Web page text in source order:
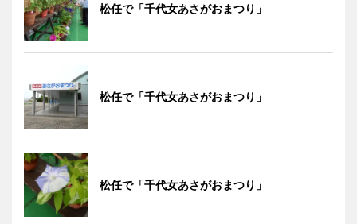
松任で「千代女あさがおまつり」
松任で「千代女あさがおまつり」
松任で「千代女あさがおまつり」